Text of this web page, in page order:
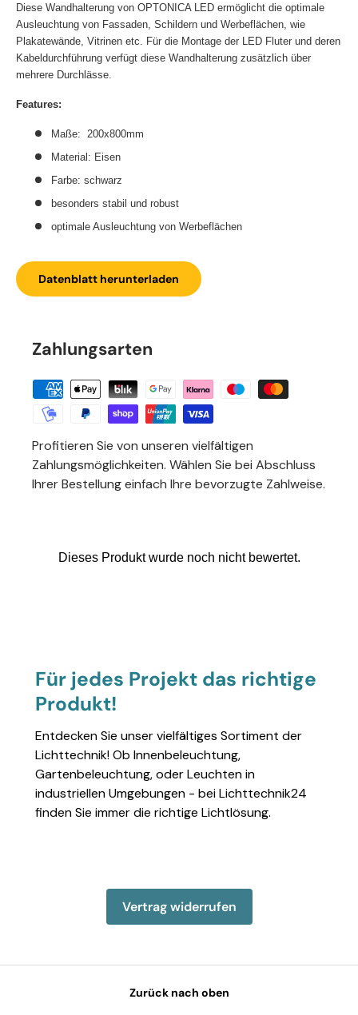
Diese Wandhalterung von OPTONICA LED ermöglicht die optimale
Ausleuchtung von Fassaden, Schildern und Werbeflächen, wie
Plakatewände, Vitrinen etc. Für die Montage der LED Fluter und deren
Kabeldurchführung verfügt diese Wandhalterung zusätzlich über
mehrere Durchlässe.
Features:
Maße: 200x800mm
Material: Eisen
Farbe: schwarz
besonders stabil und robust
optimale Ausleuchtung von Werbeflächen
Datenblatt herunterladen
Zahlungsarten
Profitieren Sie von unseren vielfältigen
Zahlungsmöglichkeiten. Wählen Sie bei Abschluss
Ihrer Bestellung einfach Ihre bevorzugte Zahlweise.
Für jedes Projekt das richtige
Produkt!
Entdecken Sie unser vielfältiges Sortiment der
Lichttechnik! Ob Innenbeleuchtung,
Gartenbeleuchtung, oder Leuchten in
industriellen Umgebungen - bei Lichttechnik24
finden Sie immer die richtige Lichtlösung.
Vertrag widerrufen
Zurück nach oben